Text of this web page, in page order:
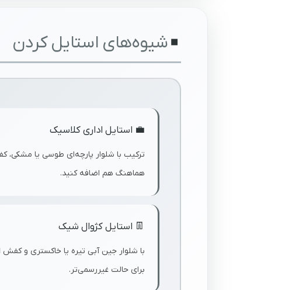
شیوه‌های استایل کردن
💼 استایل اداری کلاسیک
ترکیب با شلوار پارچه‌ای طوسی یا
هماهنگ هم اضافه کنید.
👖 استایل کژوال شیک
با شلوار جین آبی تیره یا خاکستری و کفش
برای حالت غیررسمی‌تر.